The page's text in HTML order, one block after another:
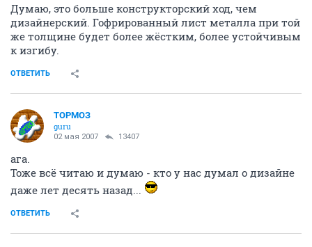
Думаю, это больше конструкторский ход, чем
дизайнерский. Гофрированный лист металла при той
же толщине будет более жёстким, более устойчивым
к изгибу.
ОТВЕТИТЬ
ТОРМОЗ
guru
02 мая 2007 13407
ага.
Тоже всё читаю и думаю - кто у нас думал о дизайне
даже лет десять назад...
ОТВЕТИТЬ